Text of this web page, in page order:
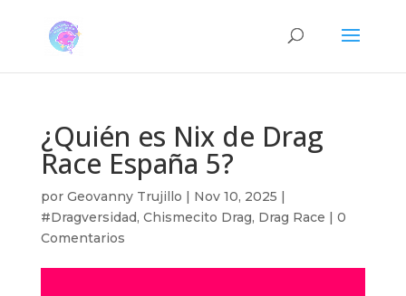
¿Quién es Nix de Drag
Race España 5?
por Geovanny Trujillo | Nov 10, 2025 |
#Dragversidad, Chismecito Drag, Drag Race | 0
Comentarios